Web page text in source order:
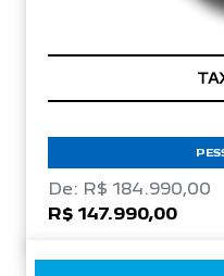
De: R$ 184.990,00
R$ 147.990,00